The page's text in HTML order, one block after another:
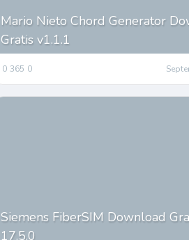
Mario Nieto Chord Generator
Gratis v1.1.1
0 365 0
Siemens FiberSIM Download
17.5.0